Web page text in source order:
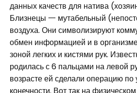
данных качеств для натива
Близнецы 一 мутабельный
воздуха. Они символизируют
обмен информацией и в
зоной легких и кистями рук.
родилась с 6 пальцами на левой
возрасте ей сделали операцию